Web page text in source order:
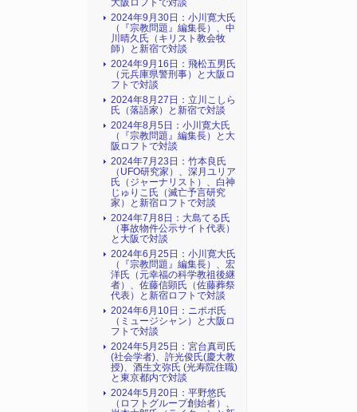
大阪ロフトで対談
2024年9月30日：小川寛大氏
（『宗教問題』編集長）、中
川晴久氏（キリスト教会牧
師）と新宿で対談
2024年9月16日：飛松五男氏
（元兵庫県警刑事）と大阪ロ
フトで対談
2024年8月27日：立川こしら
氏（落語家）と新宿で対談
2024年8月5日：小川寛大氏
（『宗教問題』編集長）と大
阪ロフトで対談
2024年7月23日：竹本良氏
（UFO研究家）、深月ユリア
氏（ジャーナリスト）、白神
じゅりこ氏（滅亡予言研究
家）と新宿ロフトで対談
2024年7月8日：大島てる氏
（事故物件公示サイト代表）
と大阪で対談
2024年6月25日：小川寛大氏
（『宗教問題』編集長）、宏
洋氏（元幸福の科学教祖後継
者）、佐藤信顕氏（佐藤葬祭
代表）と新宿ロフトで対談
2024年6月10日：ニポポ氏
（ミュージシャン）と大阪ロ
フトで対談
2024年5月25日：宮台真司氏
(社会学者)、許光俊氏(慶大教
授)、酒生文弥氏 (光寿院住職)
と東京都内で対談
2024年5月20日：平野悠氏
（ロフトグループ創始者）、